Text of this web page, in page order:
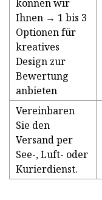
können wir
Ihnen → 1 bis 3
Optionen für
kreatives
Design zur
Bewertung
anbieten
Vereinbaren
Sie den
Versand per
See-, Luft- oder
Kurierdienst.